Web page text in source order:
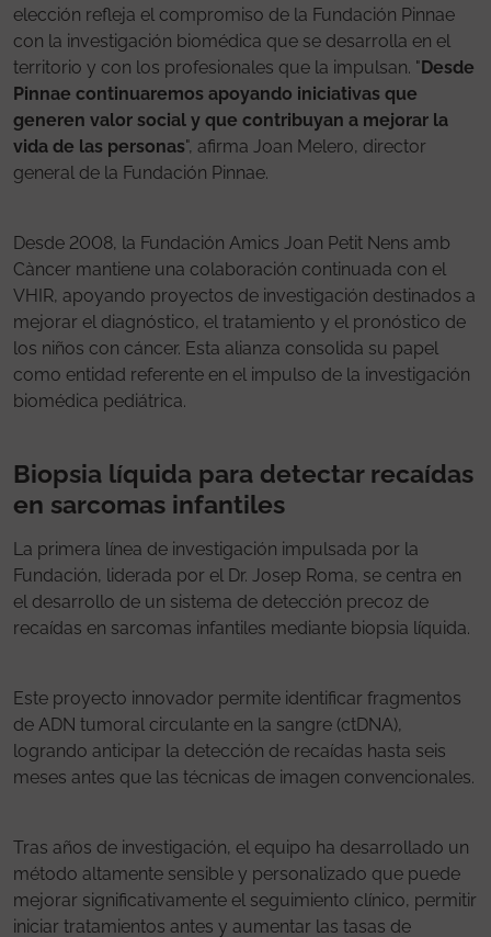
elección refleja el compromiso de la Fundación Pinnae
con la investigación biomédica que se desarrolla en el
territorio y con los profesionales que la impulsan. "Desde
Pinnae continuaremos apoyando iniciativas que
generen valor social y que contribuyan a mejorar la
vida de las personas", afirma Joan Melero, director
general de la Fundación Pinnae.
Desde 2008, la Fundación Amics Joan Petit Nens amb
Càncer mantiene una colaboración continuada con el
VHIR, apoyando proyectos de investigación destinados a
mejorar el diagnóstico, el tratamiento y el pronóstico de
los niños con cáncer. Esta alianza consolida su papel
como entidad referente en el impulso de la investigación
biomédica pediátrica.
Biopsia líquida para detectar recaídas
en sarcomas infantiles
La primera línea de investigación impulsada por la
Fundación, liderada por el Dr. Josep Roma, se centra en
el desarrollo de un sistema de detección precoz de
recaídas en sarcomas infantiles mediante biopsia líquida.
Este proyecto innovador permite identificar fragmentos
de ADN tumoral circulante en la sangre (ctDNA),
logrando anticipar la detección de recaídas hasta seis
meses antes que las técnicas de imagen convencionales.
Tras años de investigación, el equipo ha desarrollado un
método altamente sensible y personalizado que puede
mejorar significativamente el seguimiento clínico, permitir
iniciar tratamientos antes y aumentar las tasas de